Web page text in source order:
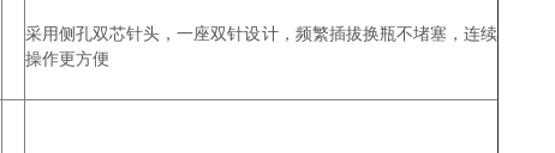
采用侧孔双芯针头，一座双针设计，频繁插拔换瓶不堵塞，连续
操作更方便